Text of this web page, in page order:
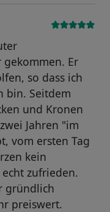
gekommen. Er
so dass ich
bin. Seitdem
und Kronen
Jahren "im
vom ersten Tag
kein
zufrieden.
gründlich
preiswert.